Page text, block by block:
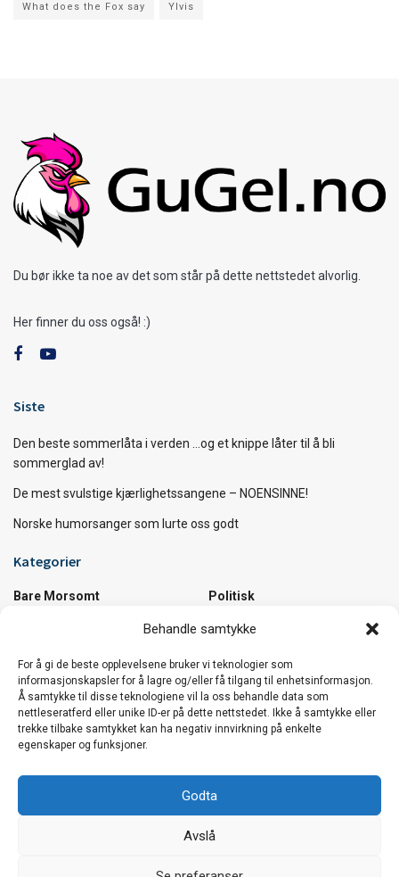
Behandle samtykke
For å gi de beste opplevelsene bruker vi teknologier som
informasjonskapsler for å lagre og/eller få tilgang til enhetsinformasjon.
Å samtykke til disse teknologiene vil la oss behandle data som
nettleseratferd eller unike ID-er på dette nettstedet. Ikke å samtykke eller
trekke tilbake samtykket kan ha negativ innvirkning på enkelte
egenskaper og funksjoner.
Godta
Avslå
What does the Fox say Ylvis
Du bør ikke ta noe av det som står på dette nettstedet alvorlig.
Her finner du oss også! :)
Siste
Den beste sommerlåta i verden …og et knippe låter til å bli
sommerglad av!
De mest svulstige kjærlighetssangene – NOENSINNE!
Norske humorsanger som lurte oss godt
Kategorier
Bare Morsomt
Musikk
Politisk
Utrolige Steder
Vi håper du koser deg :)
Den beste sommerlåta i verden …og et knippe
De mest svulstige kjærlighetssangene –
trafikkmåling og optimalisering av innhold. Fortsett å bruke siden